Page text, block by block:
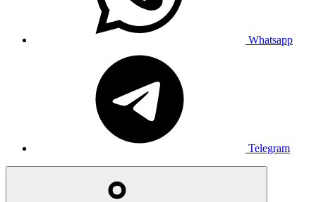
Whatsapp
Telegram